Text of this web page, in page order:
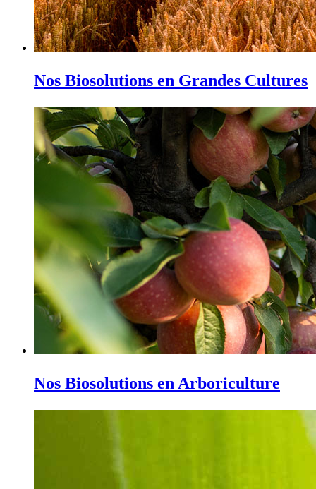
Nos Biosolutions en Grandes Cultures
Nos Biosolutions en Arboriculture